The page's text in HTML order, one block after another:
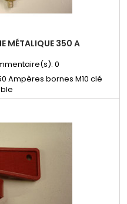
MÉTALIQUE 350 A
0
Ampères bornes M10 clé